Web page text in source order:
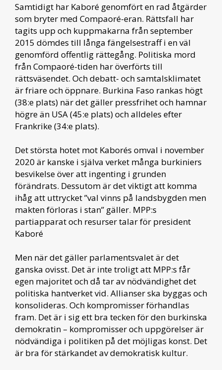
Samtidigt har Kaboré genomfört en rad åtgärder
som bryter med Compaoré-eran. Rättsfall har
tagits upp och kuppmakarna från september
2015 dömdes till långa fängelsestraff i en väl
genomförd offentlig rättegång. Politiska mord
från Compaoré-tiden har överförts till
rättsväsendet. Och debatt- och samtalsklimatet
är friare och öppnare. Burkina Faso rankas högt
(38:e plats) när det gäller pressfrihet och hamnar
högre än USA (45:e plats) och alldeles efter
Frankrike (34:e plats).
Det största hotet mot Kaborés omval i november
2020 är kanske i själva verket många burkiniers
besvikelse över att ingenting i grunden
förändrats. Dessutom är det viktigt att komma
ihåg att uttrycket ”val vinns på landsbygden men
makten förloras i stan” gäller. MPP:s
partiapparat och resurser talar för president
Kaboré
Men när det gäller parlamentsvalet är det
ganska ovisst. Det är inte troligt att MPP:s får
egen majoritet och då tar av nödvändighet det
politiska hantverket vid. Allianser ska byggas och
konsolideras. Och kompromisser förhandlas
fram. Det är i sig ett bra tecken för den burkinska
demokratin – kompromisser och uppgörelser är
nödvändiga i politiken på det möjligas konst. Det
är bra för stärkandet av demokratisk kultur.